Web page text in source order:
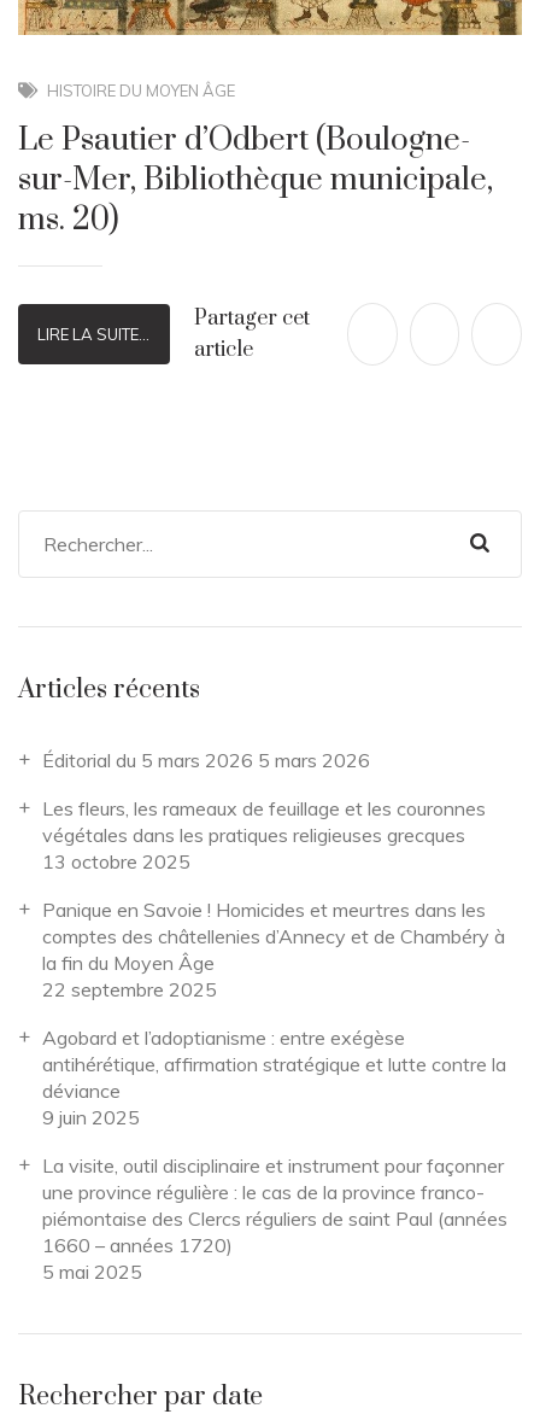
HISTOIRE DU MOYEN ÂGE
Le Psautier d’Odbert (Boulogne-
sur-Mer, Bibliothèque municipale,
ms. 20)
LIRE LA SUITE...
Partager cet
article
Articles récents
Éditorial du 5 mars 2026 5 mars 2026
Les fleurs, les rameaux de feuillage et les couronnes
végétales dans les pratiques religieuses grecques
13 octobre 2025
Panique en Savoie ! Homicides et meurtres dans les
comptes des châtellenies d’Annecy et de Chambéry à
la fin du Moyen Âge
22 septembre 2025
Agobard et l’adoptianisme : entre exégèse
antihérétique, affirmation stratégique et lutte contre la
déviance
9 juin 2025
La visite, outil disciplinaire et instrument pour façonner
une province régulière : le cas de la province franco-
piémontaise des Clercs réguliers de saint Paul (années
1660 – années 1720)
5 mai 2025
Rechercher par date